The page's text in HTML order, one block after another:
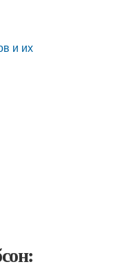
и их